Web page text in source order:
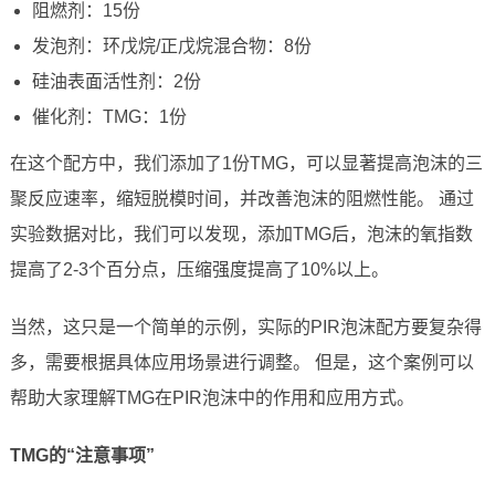
阻燃剂：15份
发泡剂：环戊烷/正戊烷混合物：8份
硅油表面活性剂：2份
催化剂：TMG：1份
在这个配方中，我们添加了1份TMG，可以显著提高泡沫的三
聚反应速率，缩短脱模时间，并改善泡沫的阻燃性能。 通过
实验数据对比，我们可以发现，添加TMG后，泡沫的氧指数
提高了2-3个百分点，压缩强度提高了10%以上。
当然，这只是一个简单的示例，实际的PIR泡沫配方要复杂得
多，需要根据具体应用场景进行调整。 但是，这个案例可以
帮助大家理解TMG在PIR泡沫中的作用和应用方式。
TMG的“注意事项”